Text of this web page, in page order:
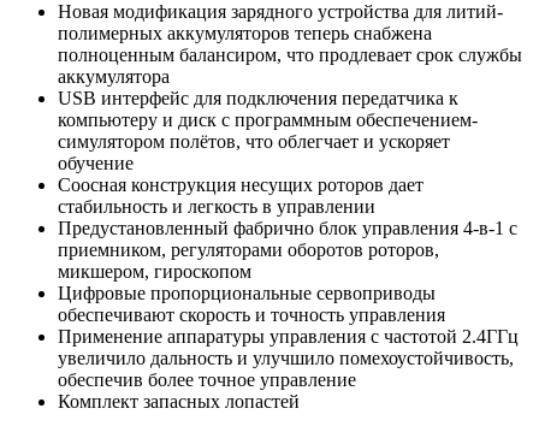
Новая модификация зарядного устройства для литий-
полимерных аккумуляторов теперь снабжена
полноценным балансиром, что продлевает срок службы
аккумулятора
USB интерфейс для подключения передатчика к
компьютеру и диск с программным обеспечением-
симулятором полётов, что облегчает и ускоряет
обучение
Соосная конструкция несущих роторов дает
стабильность и легкость в управлении
Предустановленный фабрично блок управления 4-в-1 с
приемником, регуляторами оборотов роторов,
микшером, гироскопом
Цифровые пропорциональные сервоприводы
обеспечивают скорость и точность управления
Применение аппаратуры управления с частотой 2.4ГГц
увеличило дальность и улучшило помехоустойчивость,
обеспечив более точное управление
Комплект запасных лопастей